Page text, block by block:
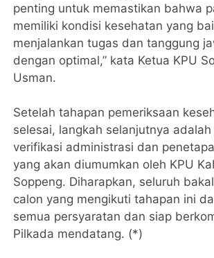
penting untuk memastikan bahwa
memiliki kondisi kesehatan yang
menjalankan tugas dan tanggung
dengan optimal,” kata Ketua KPU
Usman.
Setelah tahapan pemeriksaan
selesai, langkah selanjutnya adalah
verifikasi administrasi dan
yang akan diumumkan oleh KPU
Soppeng. Diharapkan, seluruh
calon yang mengikuti tahapan ini
semua persyaratan dan siap
Pilkada mendatang. (*)